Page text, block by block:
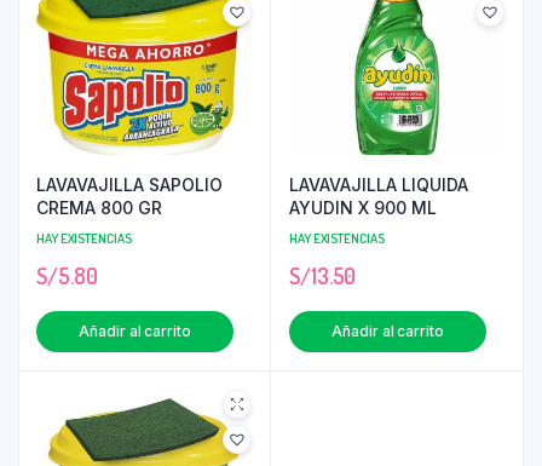
LAVAVAJILLA SAPOLIO
CREMA 800 GR
HAY EXISTENCIAS
S/5.80
Añadir al carrito
LAVAVAJILLA LIQUIDA
AYUDIN X 900 ML
HAY EXISTENCIAS
S/13.50
Añadir al carrito